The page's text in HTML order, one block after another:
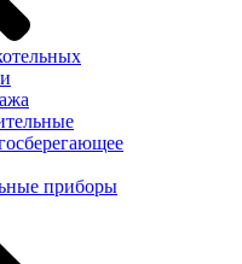
приборы